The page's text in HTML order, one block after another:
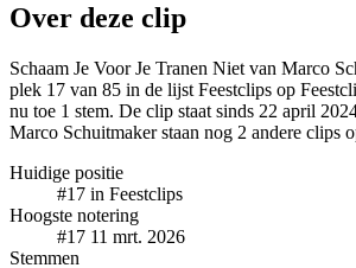
Over deze clip
Schaam Je Voor Je Tranen Niet van Marco
plek 17 van 85 in de lijst Feestclips op
nu toe 1 stem. De clip staat sinds 22 april
Marco Schuitmaker staan nog 2 andere clips
Huidige positie
#17 in Feestclips
Hoogste notering
#17 11 mrt. 2026
Stemmen